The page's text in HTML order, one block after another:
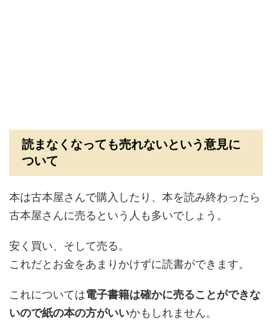
読まなくなっても売れないという意見に
ついて
本は古本屋さんで購入したり、本を読み終わったら
古本屋さんに売るという人も多いでしょう。
安く買い、そして売る。
これだとお金をあまりかけずに読書ができます。
これについては電子書籍は確かに売ることができな
いので紙の本の方がいいかもしれません。